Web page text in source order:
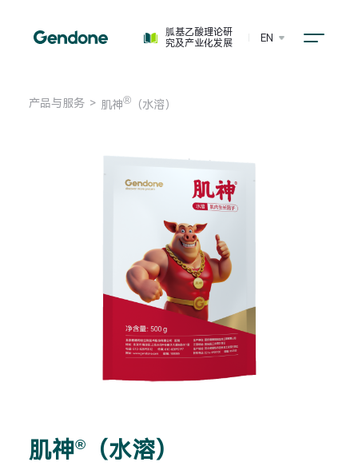
胍基乙酸理论研
究及产业化发展
EN
产品与服务 > 肌神®（水溶）
肌神®（水溶）